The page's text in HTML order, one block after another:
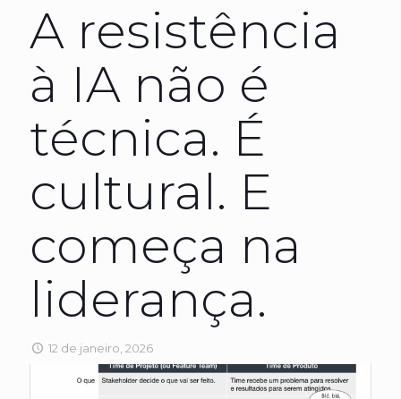
A resistência
à IA não é
técnica. É
cultural. E
começa na
liderança.
12 de janeiro, 2026